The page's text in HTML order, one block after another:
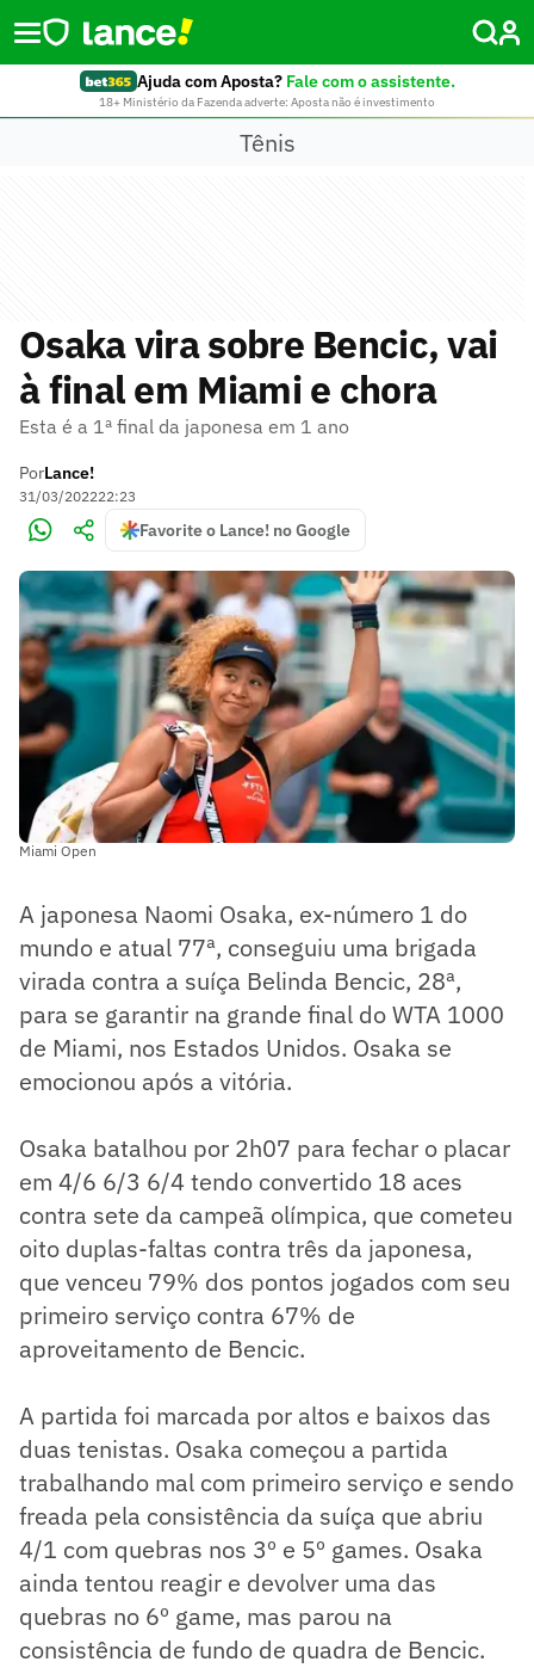
Ajuda com Aposta? Fale com o assistente.
18+ Ministério da Fazenda adverte: Aposta não é investimento
Tênis
Osaka vira sobre Bencic, vai
à final em Miami e chora
Esta é a 1ª final da japonesa em 1 ano
PorLance!
31/03/202222:23
Favorite o Lance! no Google
Miami Open
A japonesa Naomi Osaka, ex-número 1 do
mundo e atual 77ª, conseguiu uma brigada
virada contra a suíça Belinda Bencic, 28ª,
para se garantir na grande final do WTA 1000
de Miami, nos Estados Unidos. Osaka se
emocionou após a vitória.
Osaka batalhou por 2h07 para fechar o placar
em 4/6 6/3 6/4 tendo convertido 18 aces
contra sete da campeã olímpica, que cometeu
oito duplas-faltas contra três da japonesa,
que venceu 79% dos pontos jogados com seu
primeiro serviço contra 67% de
aproveitamento de Bencic.
A partida foi marcada por altos e baixos das
duas tenistas. Osaka começou a partida
trabalhando mal com primeiro serviço e sendo
freada pela consistência da suíça que abriu
4/1 com quebras nos 3º e 5º games. Osaka
ainda tentou reagir e devolver uma das
quebras no 6º game, mas parou na
consistência de fundo de quadra de Bencic.